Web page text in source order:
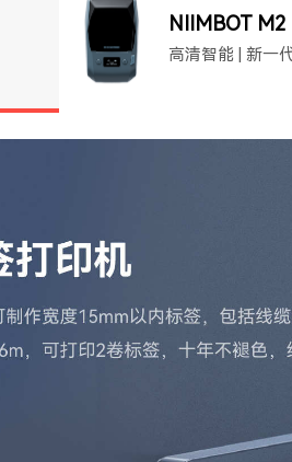
NIIMBOT M2
高清智能 | 新一